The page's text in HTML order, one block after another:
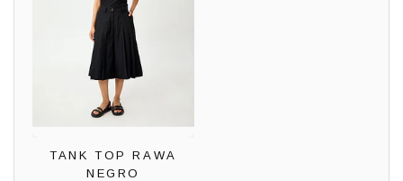
TANK TOP RAWA
NEGRO